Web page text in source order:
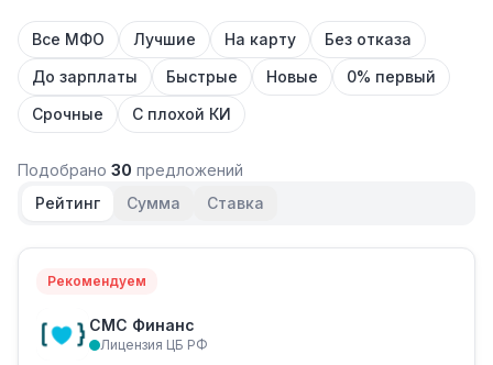
Все МФО Лучшие На карту
Без отказа
До зарплаты
Быстрые Новые
0% первый
Срочные
С плохой КИ
Подобрано 30 предложений
Рейтинг
Сумма Ставка
Рекомендуем
СМС Финанс
Лицензия ЦБ РФ